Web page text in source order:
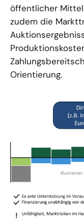
öffentlicher
zudem die
Orientierung.